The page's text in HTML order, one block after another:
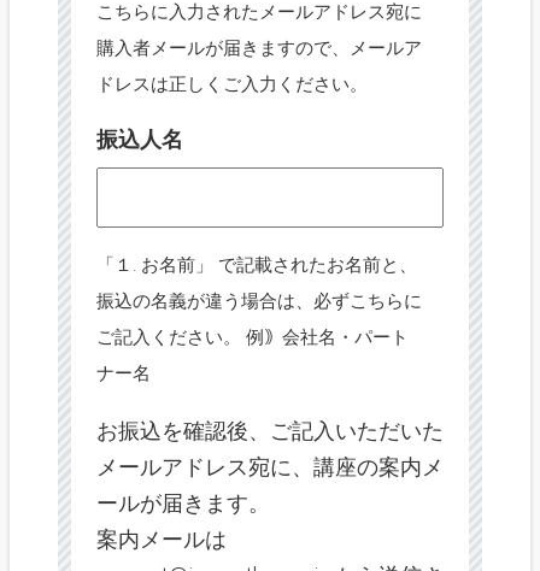
こちらに入力されたメールアドレス宛に
購入者メールが届きますので、メールア
ドレスは正しくご入力ください。
振込人名
「１. お名前」 で記載されたお名前と、
振込の名義が違う場合は、必ずこちらに
ご記入ください。 例｠会社名・パート
ナー名
お振込を確認後、ご記入いただいた
メールアドレス宛に、講座の案内メ
ールが届きます。
案内メールは